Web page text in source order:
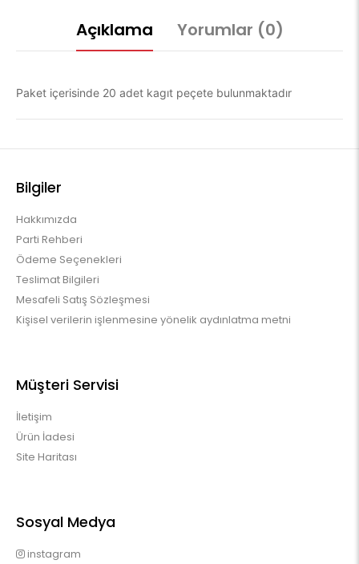
Açıklama Yorumlar (0)
Paket içerisinde 20 adet kagıt peçete bulunmaktadır
Bilgiler
Hakkımızda
Parti Rehberi
Ödeme Seçenekleri
Teslimat Bilgileri
Mesafeli Satış Sözleşmesi
Kişisel verilerin işlenmesine yönelik aydınlatma metni
Müşteri Servisi
İletişim
Ürün İadesi
Site Haritası
Sosyal Medya
instagram